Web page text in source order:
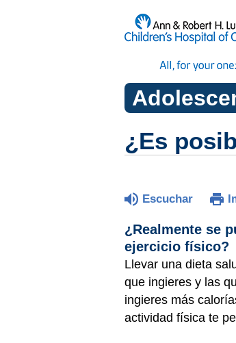
¿Es
Escuchar
¿Realmente se
ejercicio físico?
Llevar una dieta
que ingieres y las
ingieres más
actividad física te